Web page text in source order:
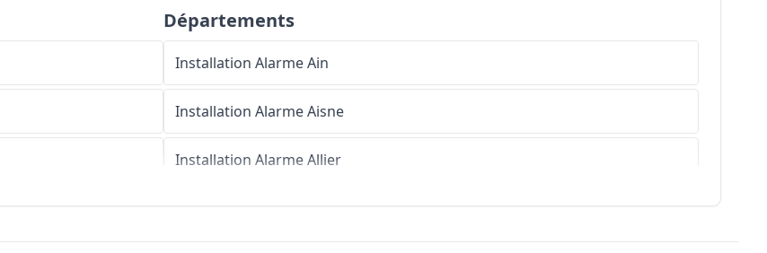
Départements
Installation AlarmeAin
Installation AlarmeAisne
Installation AlarmeAllier
Installation AlarmeAlpes-de-Haute-Provence